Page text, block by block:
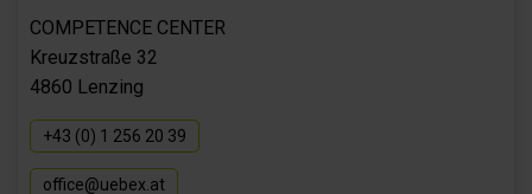
COMPETENCE CENTER
Kreuzstraße 32
4860 Lenzing
+43 (0) 1 256 20 39
office@uebex.at